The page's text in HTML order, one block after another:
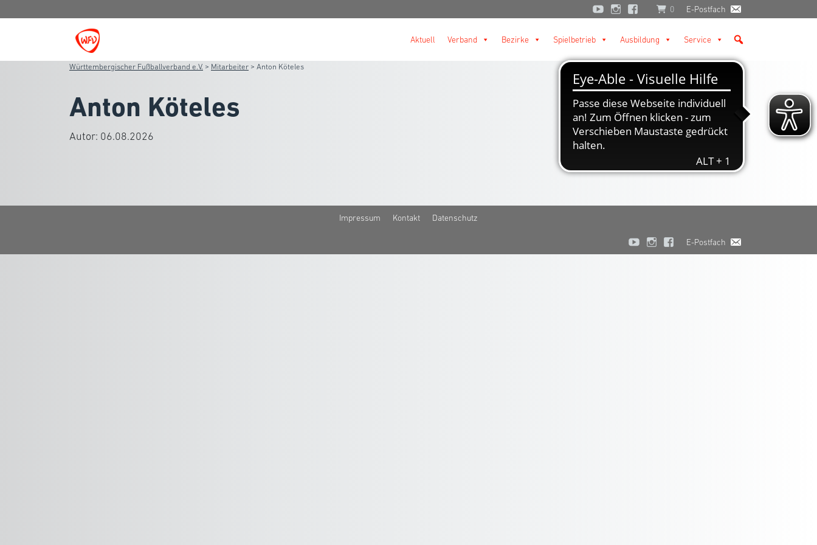
0 E-Postfach
Aktuell Verband Bezirke Spielbetrieb Ausbildung Service
Württembergischer Fußballverband e.V. > Mitarbeiter > Anton Köteles
Anton Köteles
Autor: 06.08.2026
Impressum Kontakt Datenschutz
E-Postfach